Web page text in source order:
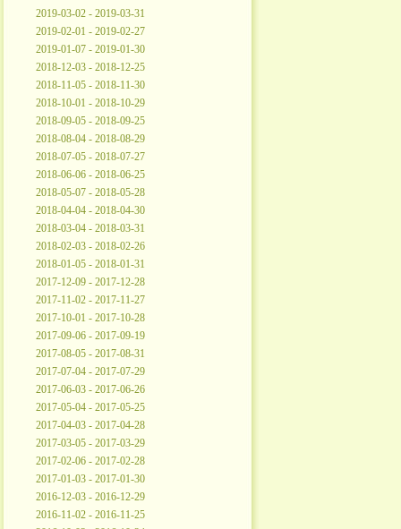
2019-03-02 - 2019-03-31
2019-02-01 - 2019-02-27
2019-01-07 - 2019-01-30
2018-12-03 - 2018-12-25
2018-11-05 - 2018-11-30
2018-10-01 - 2018-10-29
2018-09-05 - 2018-09-25
2018-08-04 - 2018-08-29
2018-07-05 - 2018-07-27
2018-06-06 - 2018-06-25
2018-05-07 - 2018-05-28
2018-04-04 - 2018-04-30
2018-03-04 - 2018-03-31
2018-02-03 - 2018-02-26
2018-01-05 - 2018-01-31
2017-12-09 - 2017-12-28
2017-11-02 - 2017-11-27
2017-10-01 - 2017-10-28
2017-09-06 - 2017-09-19
2017-08-05 - 2017-08-31
2017-07-04 - 2017-07-29
2017-06-03 - 2017-06-26
2017-05-04 - 2017-05-25
2017-04-03 - 2017-04-28
2017-03-05 - 2017-03-29
2017-02-06 - 2017-02-28
2017-01-03 - 2017-01-30
2016-12-03 - 2016-12-29
2016-11-02 - 2016-11-25